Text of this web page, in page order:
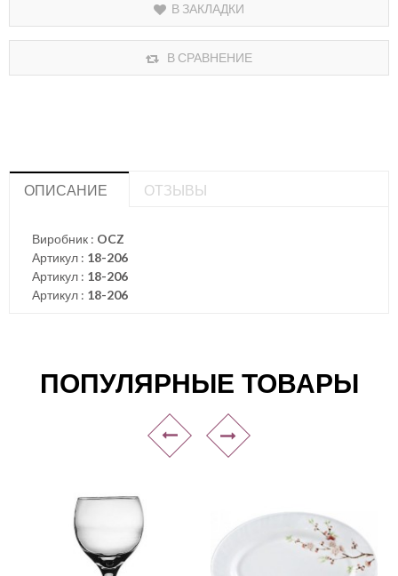
В ЗАКЛАДКИ
В СРАВНЕНИЕ
ОПИСАНИЕ ОТЗЫВЫ
Виробник : OCZ
Артикул : 18-206
Артикул : 18-206
Артикул : 18-206
ПОПУЛЯРНЫЕ ТОВАРЫ